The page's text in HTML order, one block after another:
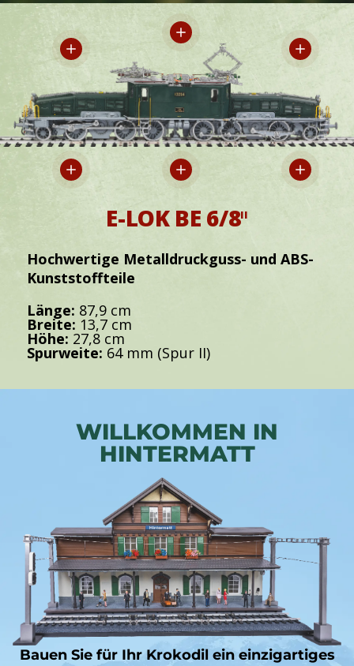
E-LOK BE 6/8II
Hochwertige Metalldruckguss- und ABS-
Kunststoffteile
Länge: 87,9 cm
Breite: 13,7 cm
Höhe: 27,8 cm
Spurweite: 64 mm (Spur II)
WILLKOMMEN IN
HINTERMATT
Bauen Sie für Ihr Krokodil ein einzigartiges